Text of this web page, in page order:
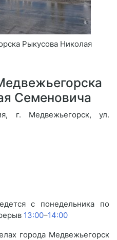
Рыкусова Николая
Семеновича
г. Медвежьегорск, ул.
с понедельника по
13:00–14:00
города Медвежьегорск